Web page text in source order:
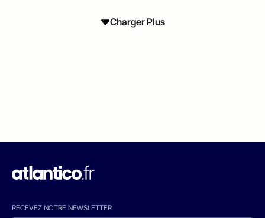
Charger Plus
RECEVEZ NOTRE NEWSLETTER